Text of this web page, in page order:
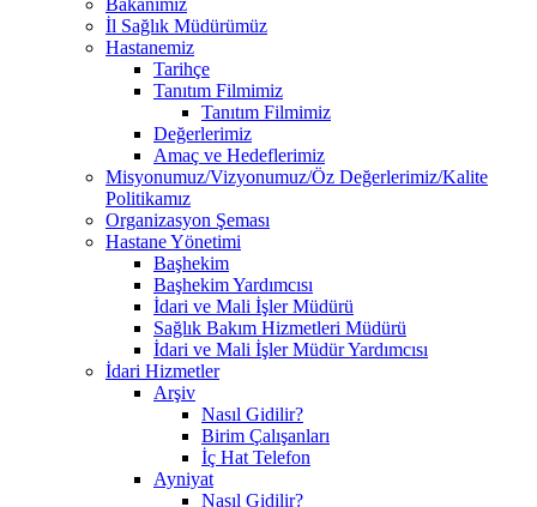
İl Sağlık Müdürümüz
Hastanemiz
Tarihçe
Tanıtım Filmimiz
Tanıtım Filmimiz
Değerlerimiz
Amaç ve Hedeflerimiz
Misyonumuz/Vizyonumuz/Öz Değerlerimiz/Kalite
Politikamız
Organizasyon Şeması
Hastane Yönetimi
Başhekim
Başhekim Yardımcısı
İdari ve Mali İşler Müdürü
Sağlık Bakım Hizmetleri Müdürü
İdari ve Mali İşler Müdür Yardımcısı
İdari Hizmetler
Arşiv
Nasıl Gidilir?
Birim Çalışanları
İç Hat Telefon
Ayniyat
Nasıl Gidilir?